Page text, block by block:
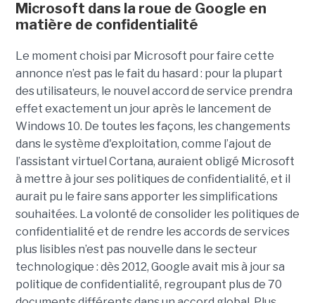
Microsoft dans la roue de Google en
matière de confidentialité
Le moment choisi par Microsoft pour faire cette
annonce n’est pas le fait du hasard : pour la plupart
des utilisateurs, le nouvel accord de service prendra
effet exactement un jour après le lancement de
Windows 10. De toutes les façons, les changements
dans le système d'exploitation, comme l’ajout de
l’assistant virtuel Cortana, auraient obligé Microsoft
à mettre à jour ses politiques de confidentialité, et il
aurait pu le faire sans apporter les simplifications
souhaitées. La volonté de consolider les politiques de
confidentialité et de rendre les accords de services
plus lisibles n’est pas nouvelle dans le secteur
technologique : dès 2012, Google avait mis à jour sa
politique de confidentialité, regroupant plus de 70